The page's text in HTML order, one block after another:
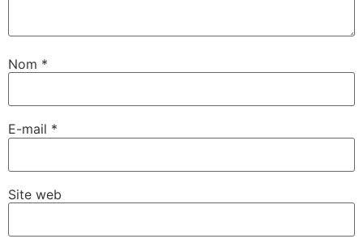
Nom *
E-mail *
Site web